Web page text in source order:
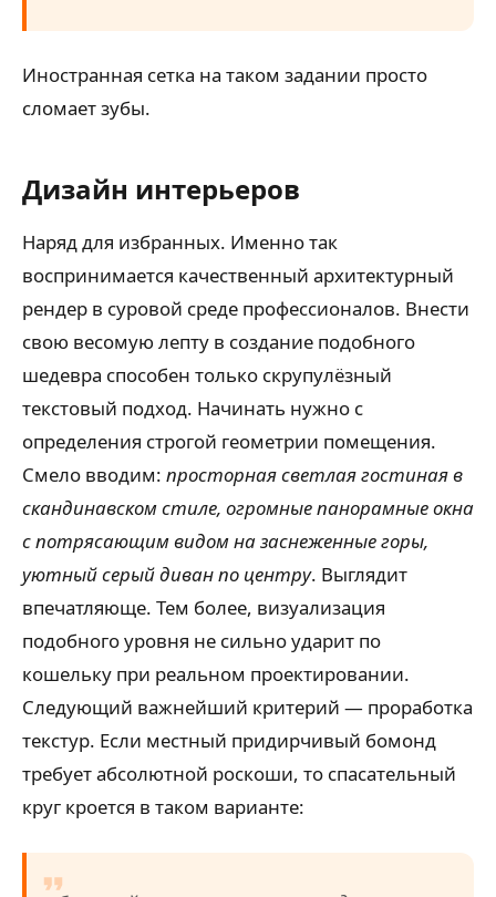
Иностранная сетка на таком задании просто
сломает зубы.
Дизайн интерьеров
Наряд для избранных. Именно так
воспринимается качественный архитектурный
рендер в суровой среде профессионалов. Внести
свою весомую лепту в создание подобного
шедевра способен только скрупулёзный
текстовый подход. Начинать нужно с
определения строгой геометрии помещения.
Смело вводим: просторная светлая гостиная в
скандинавском стиле, огромные панорамные окна
с потрясающим видом на заснеженные горы,
уютный серый диван по центру. Выглядит
впечатляюще. Тем более, визуализация
подобного уровня не сильно ударит по
кошельку при реальном проектировании.
Следующий важнейший критерий — проработка
текстур. Если местный придирчивый бомонд
требует абсолютной роскоши, то спасательный
круг кроется в таком варианте: